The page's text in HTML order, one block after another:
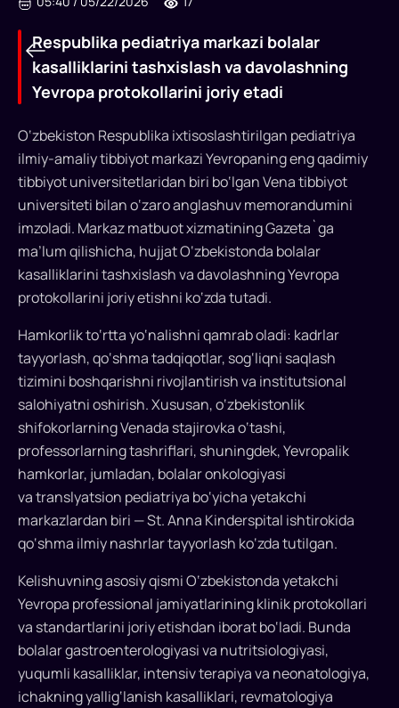
Respublika
pediatriya
markazi
bolalar
kasalliklarini
tashxislash
va
davolashning
Yevropa
protokollarini
joriy
etadi
O‘zbekistonda
bolalar
kasalliklarini
tashxislash
Respublika pediatriya markazi bolalar
kasalliklarini tashxislash va davolashning
Yevropa protokollarini joriy etadi
O‘zbekiston Respublika ixtisoslashtirilgan pediatriya
ilmiy-amaliy tibbiyot markazi Yevropaning eng qadimiy
tibbiyot universitetlaridan biri bo‘lgan Vena tibbiyot
universiteti bilan o‘zaro anglashuv memorandumini
imzoladi. Markaz matbuot xizmatining Gazeta`ga
ma’lum qilishicha, hujjat O‘zbekistonda bolalar
kasalliklarini tashxislash va davolashning Yevropa
protokollarini joriy etishni ko‘zda tutadi.
Hamkorlik to‘rtta yo‘nalishni qamrab oladi: kadrlar
tayyorlash, qo‘shma tadqiqotlar, sog‘liqni saqlash
tizimini boshqarishni rivojlantirish va institutsional
salohiyatni oshirish. Xususan, o‘zbekistonlik
shifokorlarning Venada stajirovka o‘tashi,
professorlarning tashriflari, shuningdek, Yevropalik
hamkorlar, jumladan, bolalar onkologiyasi
va translyatsion pediatriya bo‘yicha yetakchi
markazlardan biri — St. Anna Kinderspital ishtirokida
qo‘shma ilmiy nashrlar tayyorlash ko‘zda tutilgan.
Kelishuvning asosiy qismi O‘zbekistonda yetakchi
Yevropa professional jamiyatlarining klinik protokollari
va standartlarini joriy etishdan iborat bo‘ladi. Bunda
bolalar gastroenterologiyasi va nutritsiologiyasi,
yuqumli kasalliklar, intensiv terapiya va neonatologiya,
ichakning yallig‘lanish kasalliklari, revmatologiya